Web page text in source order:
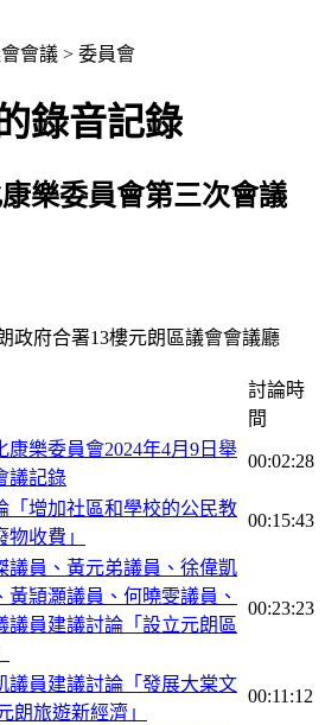
會議 > 委員會
錄音記錄
樂委員會第三次會議
政府合署13樓元朗區議會會議廳
討論時
間
樂委員會2024年4月9日舉
議記錄
00:02:28
「增加社區和學校的公民教
收費」
00:15:43
議員、黃元弟議員、徐偉凱
頴灝議員、何曉雯議員、
議員建議討論「設立元朗區
00:23:23
議員建議討論「發展大棠文
朗旅遊新經濟」
00:11:12